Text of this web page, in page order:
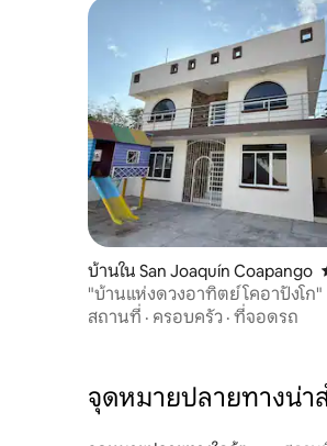
บ้านใน San Joaquín Coapango
"บ้านแห่งดวงอาทิตย์ โคอาปังโก"
สถานที่ · ครอบครัว · ที่จอดรถ
จุดหมายปลายทางน่า